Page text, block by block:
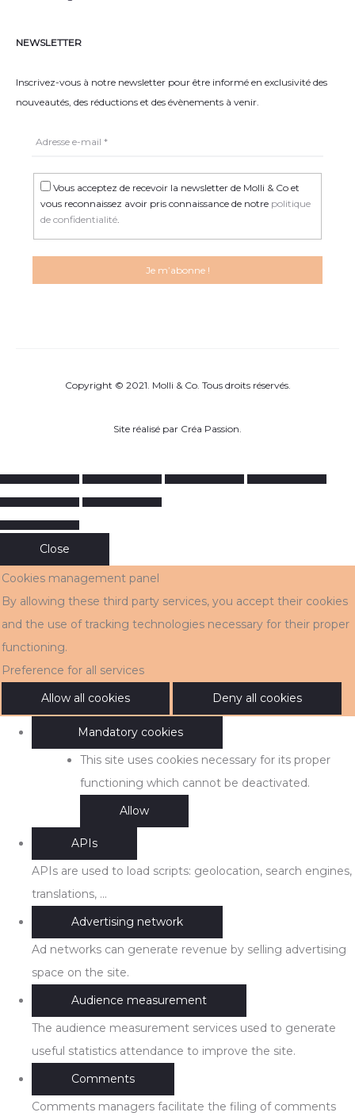
NEWSLETTER
Inscrivez-vous à notre newsletter pour être informé en exclusivité des
nouveautés, des réductions et des évènements à venir.
Vous acceptez de recevoir la newsletter de Molli & Co et
vous reconnaissez avoir pris connaissance de notre politique
de confidentialité.
Copyright © 2021. Molli & Co. Tous droits réservés.
Site réalisé par Créa Passion
Close
Cookies management panel
By allowing these third party services, you accept their cookies
and the use of tracking technologies necessary for their proper
functioning.
Preference for all services
Allow all cookies
Deny all cookies
Mandatory cookies
This site uses cookies necessary for its proper
functioning which cannot be deactivated.
Allow
APIs
APIs are used to load scripts: geolocation, search engines,
translations, ...
Advertising network
Ad networks can generate revenue by selling advertising
space on the site.
Audience measurement
The audience measurement services used to generate
useful statistics attendance to improve the site.
Comments
Comments managers facilitate the filing of comments